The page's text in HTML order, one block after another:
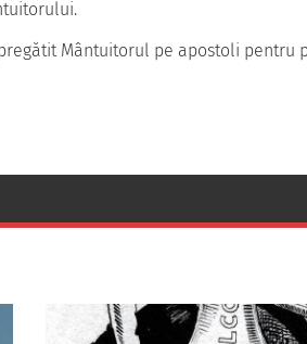
Mântuitorul pe apostoli pentru